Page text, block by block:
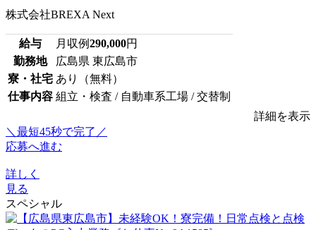
株式会社BREXA Next
給与 月収例290,000円
勤務地
広島県 東広島市
寮・社宅 あり（無料）
仕事内容 組立・検査 / 自動車系工場 / 交替制
詳細を表示
＼最短45秒で完了／
応募へ進む
詳しく
見る
スペシャル